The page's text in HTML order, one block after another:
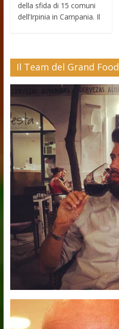
della sfida di 15 comuni
dell’Irpinia in Campania. Il
Il Team del Grand Food